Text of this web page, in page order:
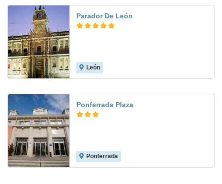
Parador De León
León
Ponferrada Plaza
Ponferrada